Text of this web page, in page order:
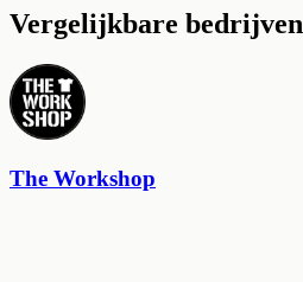
Vergelijkbare bedrijven
The Workshop